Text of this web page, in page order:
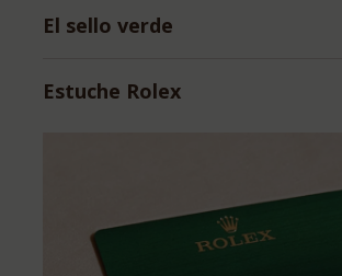
El sello verde
Estuche Rolex